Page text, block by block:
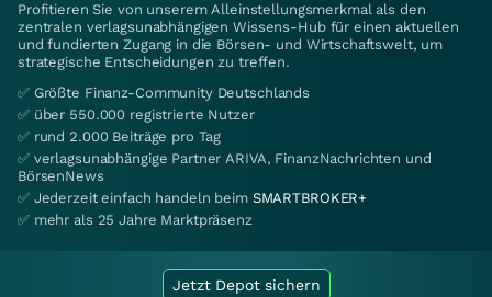
Profitieren Sie von unserem Alleinstellungsmerkmal als den
zentralen verlagsunabhängigen Wissens-Hub für einen aktuellen
und fundierten Zugang in die Börsen- und Wirtschaftswelt, um
strategische Entscheidungen zu treffen.
✅ Größte Finanz-Community Deutschlands
✅ über 550.000 registrierte Nutzer
✅ rund 2.000 Beiträge pro Tag
✅ verlagsunabhängige Partner ARIVA, FinanzNachrichten und
BörsenNews
✅ Jederzeit einfach handeln beim SMARTBROKER+
✅ mehr als 25 Jahre Marktpräsenz
Jetzt Depot sichern